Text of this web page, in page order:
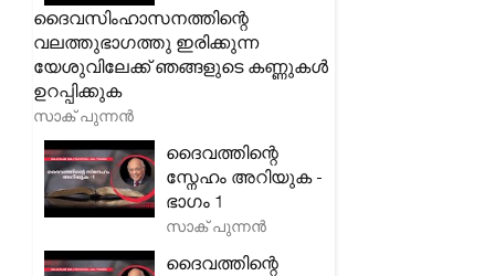
ദൈവസിംഹാസനത്തിന്റെ
വലത്തുഭാഗത്തു ഇരിക്കുന്ന
യേശുവിലേക്ക് ഞങ്ങളുടെ കണ്ണുകൾ
ഉറപ്പിക്കുക
സാക് പുന്നൻ
ദൈവത്തിന്റെ
സ്നേഹം അറിയുക -
ഭാഗം 1
സാക് പുന്നൻ
ദൈവത്തിന്റെ